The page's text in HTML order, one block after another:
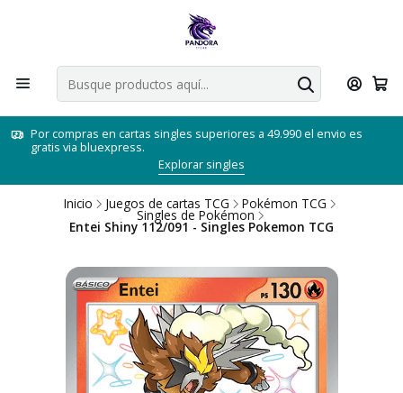
Por compras en cartas singles superiores a 49.990 el envio es
gratis via bluexpress.
Explorar singles
Inicio Juegos de cartas TCG Pokémon TCG
Singles de Pokémon
Entei Shiny 112/091 - Singles Pokemon TCG